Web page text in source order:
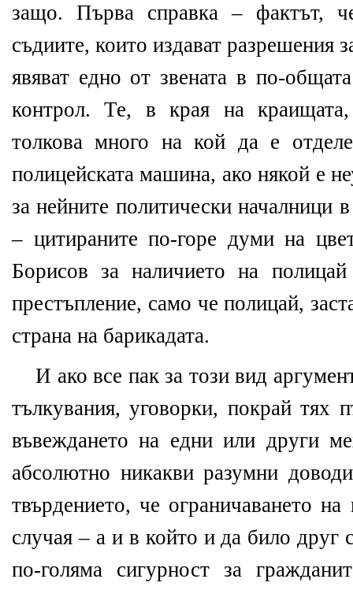
защо. Първа справка – фактът,
съдиите, които издават разрешения
явяват едно от звената в по-
контрол. Те, в края на
толкова много на кой да е
полицейската машина, ако някой е
за нейните политически началници
– цитираните по-горе думи на
Борисов за наличието на
престъпление, само че полицай,
страна на барикадата.
И ако все пак за този вид
тълкувания, уговорки, покрай тях
въвеждането на едни или други
абсолютно никакви разумни
твърдението, че ограничаването
случая – а и в който и да било друг
по-голяма сигурност за